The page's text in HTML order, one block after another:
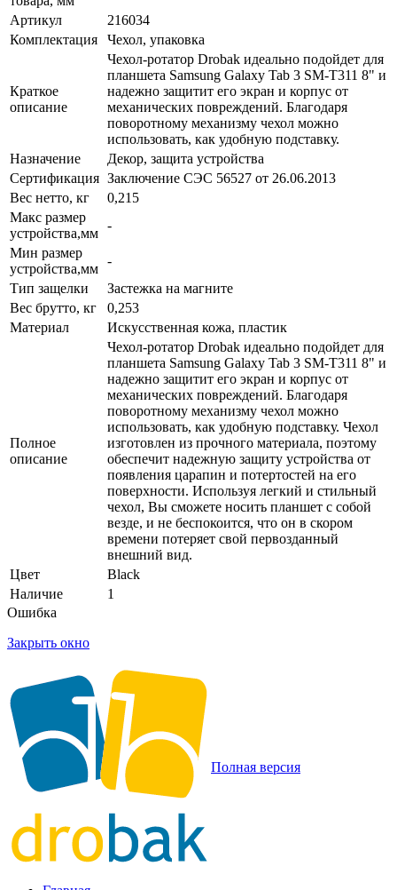
Артикул
216034
Комплектация
Чехол, упаковка
Краткое
описание
Чехол-ротатор Drobak идеально подойдет для
планшета Samsung Galaxy Tab 3 SM-T311 8" и
надежно защитит его экран и корпус от
механических повреждений. Благодаря
поворотному механизму чехол можно
использовать, как удобную подставку.
Назначение
Декор, защита устройства
Сертификация Заключение СЭС 56527 от 26.06.2013
Вес нетто, кг
0,215
Макс размер
устройства,мм
-
Мин размер
устройства,мм
-
Тип защелки
Застежка на магните
Вес брутто, кг
0,253
Материал
Искусственная кожа, пластик
Полное
описание
Чехол-ротатор Drobak идеально подойдет для
планшета Samsung Galaxy Tab 3 SM-T311 8" и
надежно защитит его экран и корпус от
механических повреждений. Благодаря
поворотному механизму чехол можно
использовать, как удобную подставку. Чехол
изготовлен из прочного материала, поэтому
обеспечит надежную защиту устройства от
появления царапин и потертостей на его
поверхности. Используя легкий и стильный
чехол, Вы сможете носить планшет с собой
везде, и не беспокоится, что он в скором
времени потеряет свой первозданный
внешний вид.
Цвет
Black
Наличие
1
Ошибка
Закрыть окно
Полная версия